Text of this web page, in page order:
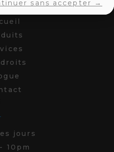
jours
10pm
sans accepter →